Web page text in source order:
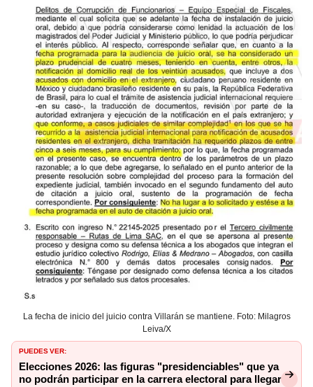
La fecha de inicio del juicio contra Villarán se mantiene. Foto: Milagros
Leiva/X
PUEDES VER:
Elecciones 2026: las figuras "presidenciables" que ya
no podrán participar en la carrera electoral para llegar